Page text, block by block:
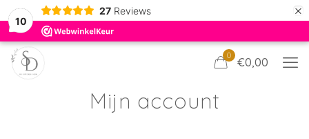
10
27 Reviews ×
0 €0,00
Mijn account